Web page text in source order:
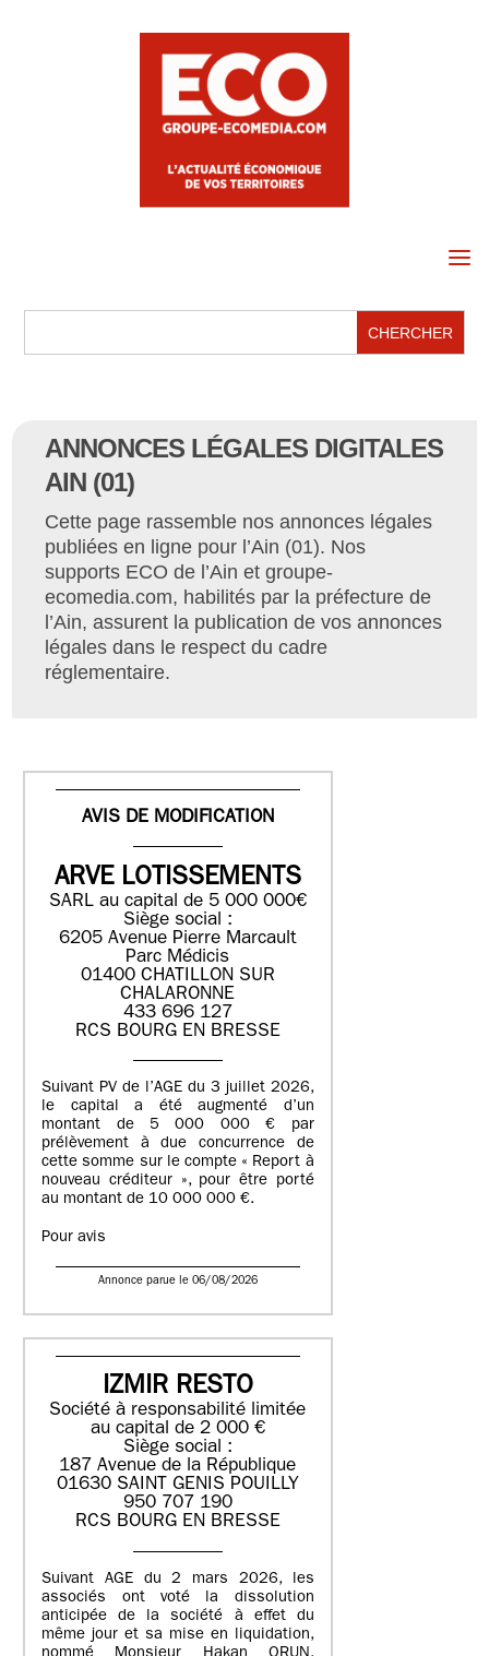
a
ANNONCES LÉGALES DIGITALES
AIN (01)
Cette page rassemble nos annonces légales
publiées en ligne pour l’Ain (01). Nos
supports ECO de l’Ain et groupe-
ecomedia.com, habilités par la préfecture de
l’Ain, assurent la publication de vos annonces
légales dans le respect du cadre
réglementaire.
AVIS DE MODIFICATION
ARVE LOTISSEMENTS
SARL au capital de 5 000 000€
Siège social :
6205 Avenue Pierre Marcault
Parc Médicis
01400 CHATILLON SUR
CHALARONNE
433 696 127
RCS BOURG EN BRESSE
Suivant PV de l’AGE du 3 juillet 2026,
le capital a été augmenté d’un
montant de 5 000 000 € par
prélèvement à due concurrence de
cette somme sur le compte « Report à
nouveau créditeur », pour être porté
au montant de 10 000 000 €.
Pour avis
Annonce parue le 06/08/2026
IZMIR RESTO
Société à responsabilité limitée
au capital de 2 000 €
Siège social :
187 Avenue de la République
01630 SAINT GENIS POUILLY
950 707 190
RCS BOURG EN BRESSE
Suivant AGE du 2 mars 2026, les
associés ont voté la dissolution
anticipée de la société à effet du
même jour et sa mise en liquidation,